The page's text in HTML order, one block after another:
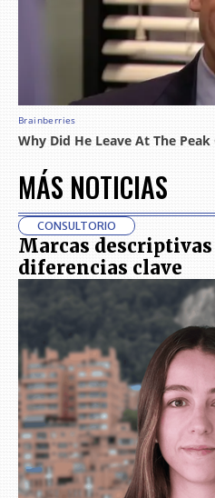
MÁS NOTICIAS
CONSULTORIO
Marcas
diferencias clave